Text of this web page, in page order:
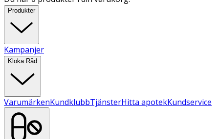
Produkter
Kampanjer
Kloka Råd
VarumärkenKundklubbTjänsterHitta apotekKundservice